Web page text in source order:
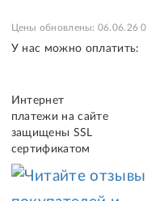
Цены обновлены: 06.06.26
У нас можно оплатить:
Интернет
платежи на сайте
защищены SSL
сертификатом